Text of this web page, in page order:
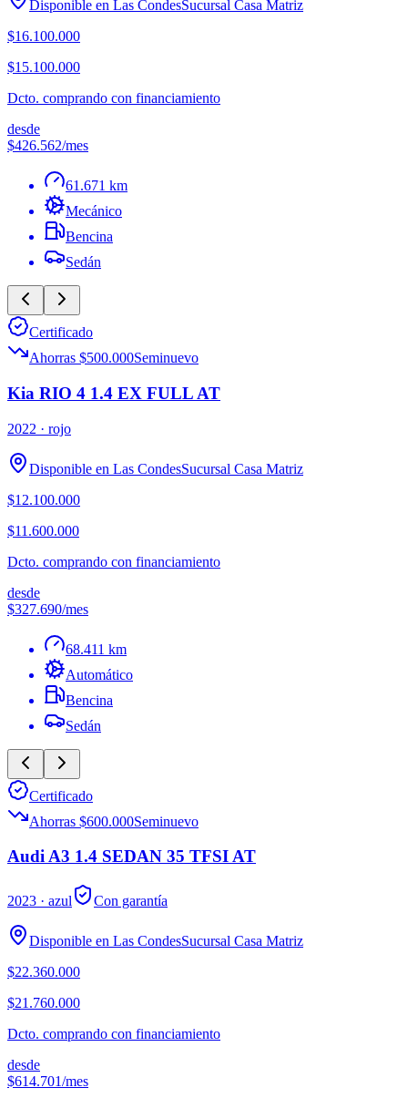
Disponible en Las CondesSucursal Casa Matriz
$16.100.000
$15.100.000
Dcto. comprando con financiamiento
desde
$426.562/mes
61.671 km
Mecánico
Bencina
Sedán
Certificado
Ahorras $500.000Seminuevo
Kia RIO 4 1.4 EX FULL AT
2022 · rojo
Disponible en Las CondesSucursal Casa Matriz
$12.100.000
$11.600.000
Dcto. comprando con financiamiento
desde
$327.690/mes
68.411 km
Automático
Bencina
Sedán
Certificado
Ahorras $600.000Seminuevo
Audi A3 1.4 SEDAN 35 TFSI AT
2023 · azul Con garantía
Disponible en Las CondesSucursal Casa Matriz
$22.360.000
$21.760.000
Dcto. comprando con financiamiento
desde
$614.701/mes